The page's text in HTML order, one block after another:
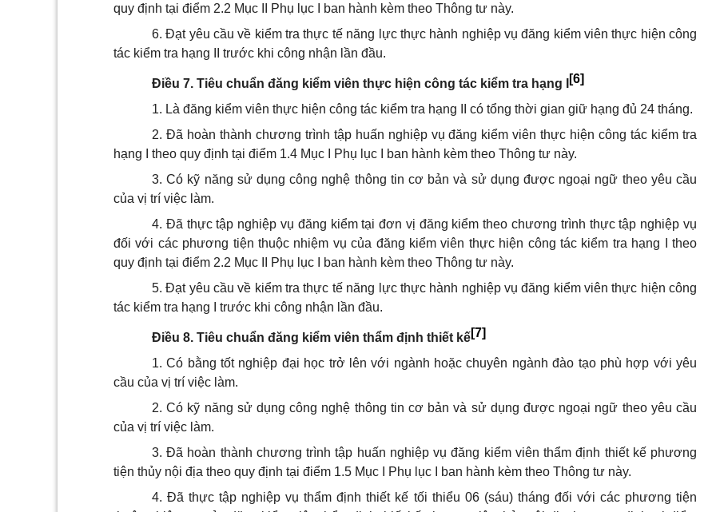
quy định tại điểm 2.2 Mục II Phụ lục I ban hành kèm theo Thông tư này.
6. Đạt yêu cầu về kiểm tra thực tế năng lực thực hành nghiệp vụ đăng kiểm viên thực hiện công
tác kiểm tra hạng II trước khi công nhận lần đầu.
Điều 7. Tiêu chuẩn đăng kiểm viên thực hiện công tác kiểm tra hạng I [6]
1. Là đăng kiểm viên thực hiện công tác kiểm tra hạng II có tổng thời gian giữ hạng đủ 24 tháng.
2. Đã hoàn thành chương trình tập huấn nghiệp vụ đăng kiểm viên thực hiện công tác kiểm tra
hạng I theo quy định tại điểm 1.4 Mục I Phụ lục I ban hành kèm theo Thông tư này.
3. Có kỹ năng sử dụng công nghệ thông tin cơ bản và sử dụng được ngoại ngữ theo yêu cầu
của vị trí việc làm.
4. Đã thực tập nghiệp vụ đăng kiểm tại đơn vị đăng kiểm theo chương trình thực tập nghiệp vụ
đối với các phương tiện thuộc nhiệm vụ của đăng kiểm viên thực hiện công tác kiểm tra hạng I theo
quy định tại điểm 2.2 Mục II Phụ lục I ban hành kèm theo Thông tư này.
5. Đạt yêu cầu về kiểm tra thực tế năng lực thực hành nghiệp vụ đăng kiểm viên thực hiện công
tác kiểm tra hạng I trước khi công nhận lần đầu.
Điều 8. Tiêu chuẩn đăng kiểm viên thẩm định thiết kế[7]
1. Có bằng tốt nghiệp đại học trở lên với ngành hoặc chuyên ngành đào tạo phù hợp với yêu
cầu của vị trí việc làm.
2. Có kỹ năng sử dụng công nghệ thông tin cơ bản và sử dụng được ngoại ngữ theo yêu cầu
của vị trí việc làm.
3. Đã hoàn thành chương trình tập huấn nghiệp vụ đăng kiểm viên thẩm định thiết kế phương
tiện thủy nội địa theo quy định tại điểm 1.5 Mục I Phụ lục I ban hành kèm theo Thông tư này.
4. Đã thực tập nghiệp vụ thẩm định thiết kế tối thiểu 06 (sáu) tháng đối với các phương tiện